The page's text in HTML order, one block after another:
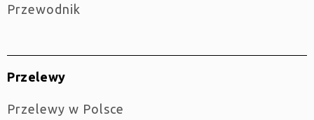
Przewodnik
Przelewy
Przelewy w Polsce